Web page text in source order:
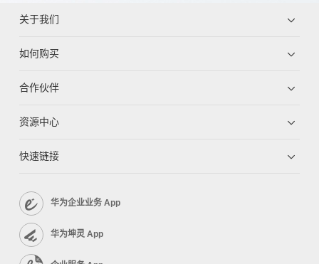
关于我们
如何购买
合作伙伴
资源中心
快速链接
华为企业业务 App
华为坤灵 App